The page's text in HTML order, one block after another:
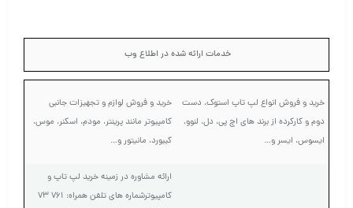
خدمات ارائه شده در اطلاع وب
خرید و فروش انواع لپ تاپ استوک، دست
دوم و کارکرده از برند های اچ پی، دل، لنوو،
ایسوس، ایسر و…
خرید و فروش لوازم و تجهیزات جانبی
کامپیوتر مانند پرینتر، مودم، اسکنر، موس،
کیبورد، مانیتور و…
ارائه مشاوره در زمینه خرید لپ تاپ و
کامپیوترشماره های تلفن همراه: ۷۶۱ ۷۳